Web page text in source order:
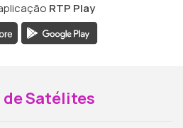
RTP Play
de Satélites